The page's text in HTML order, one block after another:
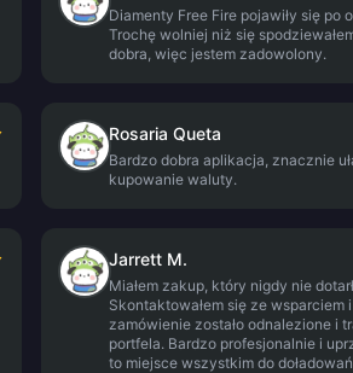
Diamenty Free Fire pojawiły się po
Trochę wolniej niż się
dobra, więc jestem zadowolony.
Rosaria Queta
Bardzo dobra aplikacja, znacznie
kupowanie waluty.
Jarrett M.
Miałem zakup, który nigdy nie
Skontaktowałem się ze wsparciem
zamówienie zostało odnalezione i
portfela. Bardzo profesjonalnie i
to miejsce wszystkim do